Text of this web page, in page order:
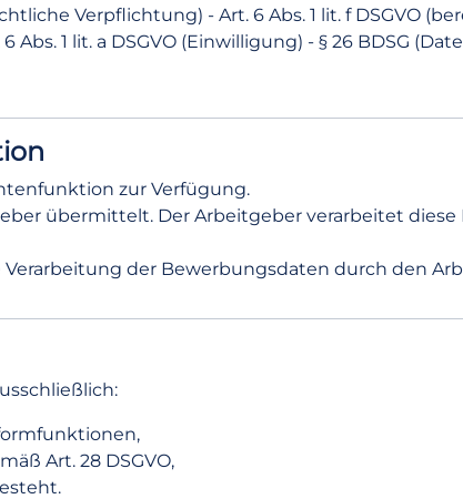
Verpflichtung) - Art. 6 Abs. 1 lit. f DSGVO
1 lit. a DSGVO (Einwilligung) - § 26 BDSG
zur Verfügung.
übermittelt. Der Arbeitgeber verarbeitet diese
der Bewerbungsdaten durch den
Art. 28 DSGVO,